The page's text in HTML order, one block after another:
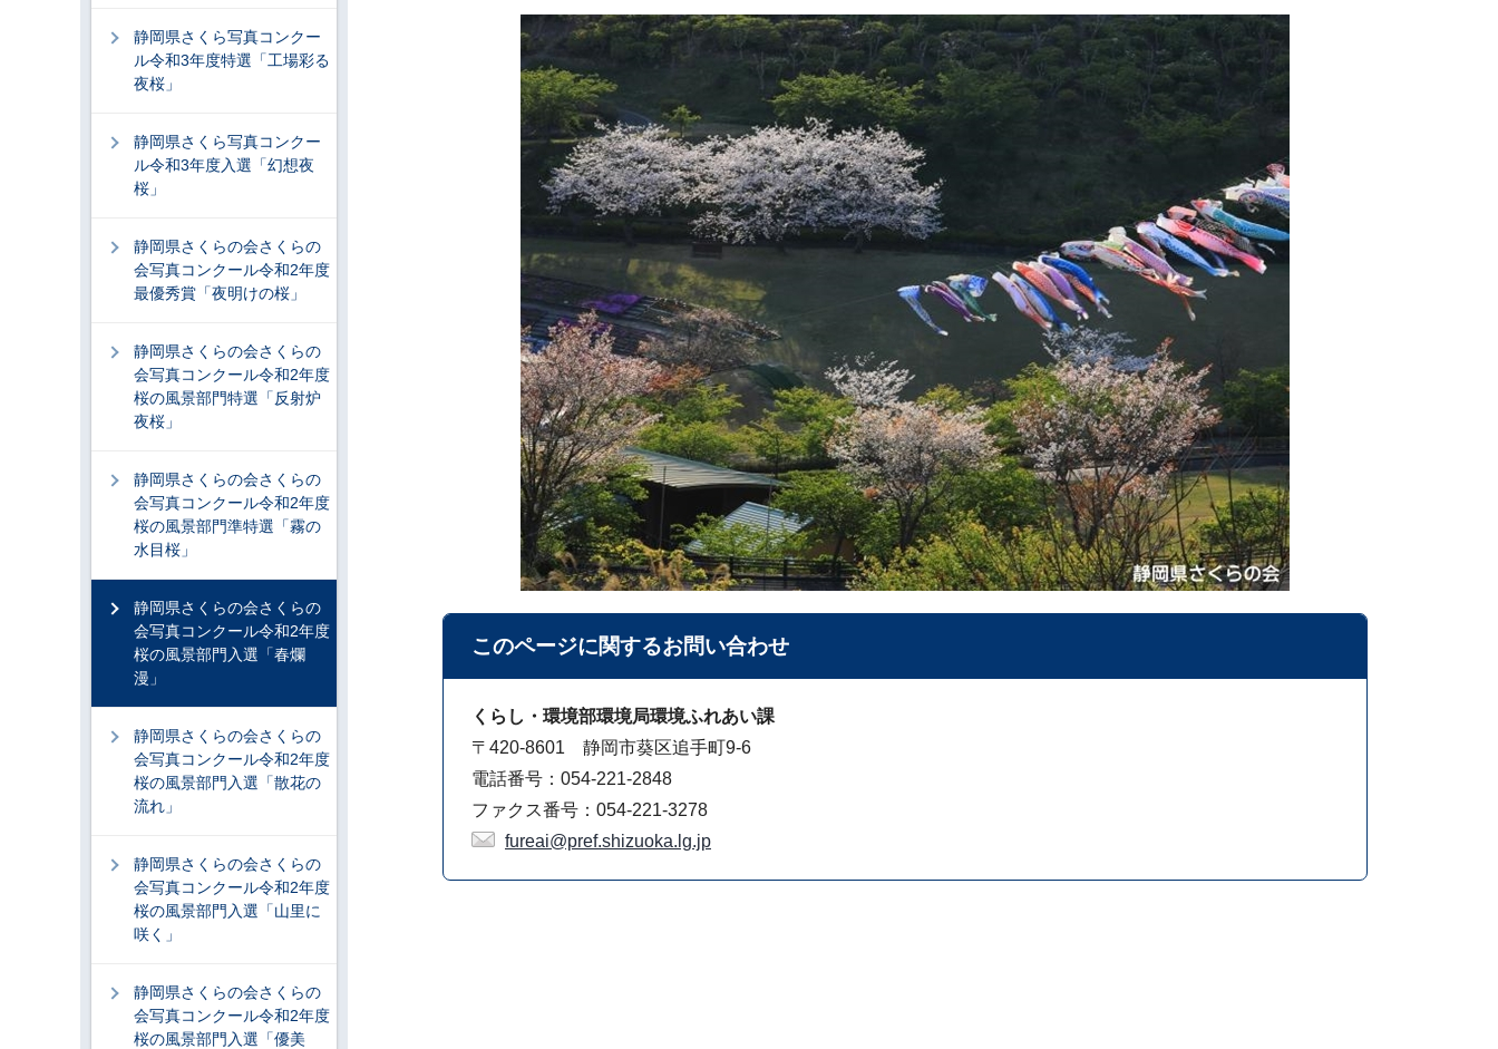
このページに関するお問い合わせ
くらし・環境部環境局環境ふれあい課
〒420-8601 静岡市葵区追手町9-6
電話番号：054-221-2848
ファクス番号：054-221-3278
fureai@pref.shizuoka.lg.jp
静岡県さくら写真コンクー
ル令和3年度特選「工場彩る
夜桜」
静岡県さくら写真コンクー
ル令和3年度入選「幻想夜
桜」
静岡県さくらの会さくらの
会写真コンクール令和2年度
最優秀賞「夜明けの桜」
静岡県さくらの会さくらの
会写真コンクール令和2年度
桜の風景部門特選「反射炉
夜桜」
静岡県さくらの会さくらの
会写真コンクール令和2年度
桜の風景部門準特選「霧の
水目桜」
静岡県さくらの会さくらの
会写真コンクール令和2年度
桜の風景部門入選「春爛
漫」
静岡県さくらの会さくらの
会写真コンクール令和2年度
桜の風景部門入選「散花の
流れ」
静岡県さくらの会さくらの
会写真コンクール令和2年度
桜の風景部門入選「山里に
咲く」
静岡県さくらの会さくらの
会写真コンクール令和2年度
桜の風景部門入選「優美